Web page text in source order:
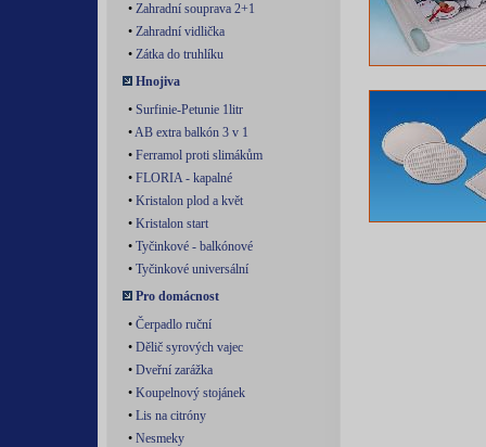
• Zahradní souprava 2+1
• Zahradní vidlička
• Zátka do truhlíku
Hnojiva
• Surfinie-Petunie 1litr
•AB extra balkón 3 v 1
• Ferramol proti slimákům
• FLORIA - kapalné
• Kristalon plod a květ
• Kristalon start
• Tyčinkové - balkónové
• Tyčinkové universální
Pro domácnost
• Čerpadlo ruční
• Dělič syrových vajec
• Dveřní zarážka
• Koupelnový stojánek
• Lis na citróny
• Nesmeky